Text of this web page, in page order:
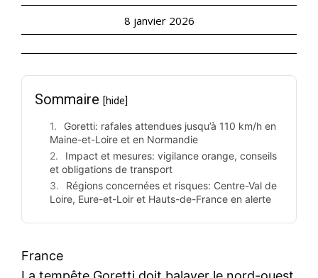
8 janvier 2026
Sommaire [hide]
Goretti: rafales attendues jusqu’à 110 km/h en
Maine-et-Loire et en Normandie
Impact et mesures: vigilance orange, conseils
et obligations de transport
Régions concernées et risques: Centre-Val de
Loire, Eure-et-Loir et Hauts-de-France en alerte
France